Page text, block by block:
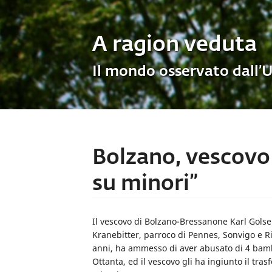
A ragion veduta
Il mondo osservato
Bolzano,
su minori”
Il vescovo di Bolzano-Bressanone Karl
Kranebitter, parroco di Pennes, Sonvigo e
anni, ha ammesso di aver abusato di 4
Ottanta, ed il vescovo gli ha ingiunto il